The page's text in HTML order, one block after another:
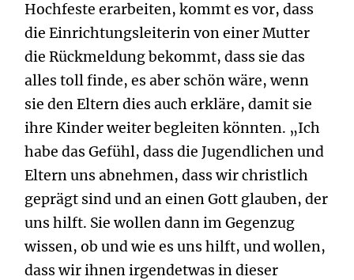
Hochfeste erarbeiten, kommt es vor, dass
die Einrichtungsleiterin von einer Mutter
die Rückmeldung bekommt, dass sie das
alles toll finde, es aber schön wäre, wenn
sie den Eltern dies auch erkläre, damit sie
ihre Kinder weiter begleiten könnten. „Ich
habe das Gefühl, dass die Jugendlichen und
Eltern uns abnehmen, dass wir christlich
geprägt sind und an einen Gott glauben, der
uns hilft. Sie wollen dann im Gegenzug
wissen, ob und wie es uns hilft, und wollen,
dass wir ihnen irgendetwas in dieser